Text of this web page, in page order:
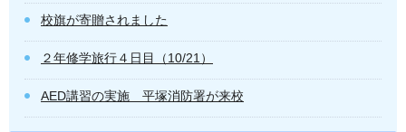
校旗が寄贈されました
２年修学旅行４日目（10/21）
AED講習の実施 平塚消防署が来校